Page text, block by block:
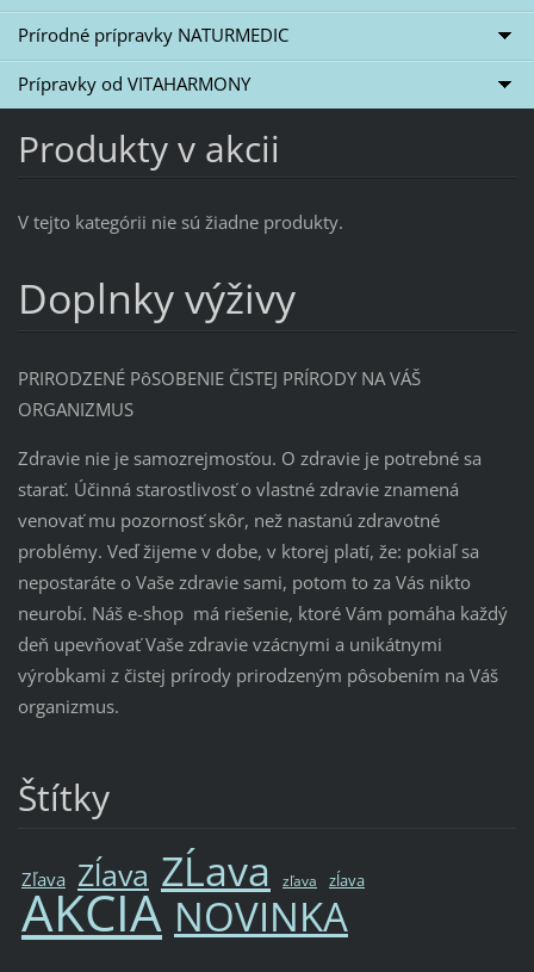
Prírodné prípravky NATURMEDIC
Prípravky od VITAHARMONY
Produkty v akcii
V tejto kategórii nie sú žiadne produkty.
Doplnky výživy
PRIRODZENÉ PôSOBENIE ČISTEJ PRÍRODY NA VÁŠ
ORGANIZMUS
Zdravie nie je samozrejmosťou. O zdravie je potrebné sa
starať. Účinná starostlivosť o vlastné zdravie znamená
venovať mu pozornosť skôr, než nastanú zdravotné
problémy. Veď žijeme v dobe, v ktorej platí, že: pokiaľ sa
nepostaráte o Vaše zdravie sami, potom to za Vás nikto
neurobí. Náš e-shop má riešenie, ktoré Vám pomáha každý
deň upevňovať Vaše zdravie vzácnymi a unikátnymi
výrobkami z čistej prírody prirodzeným pôsobením na Váš
organizmus.
Štítky
Zľava Zĺava ZĹava zľava zĺava
AKCIA NOVINKA